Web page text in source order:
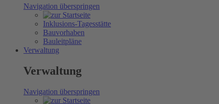
Navigation überspringen
Inklusions-Tagesstätte
Bauvorhaben
Bauleitpläne
Verwaltung
Verwaltung
Navigation überspringen